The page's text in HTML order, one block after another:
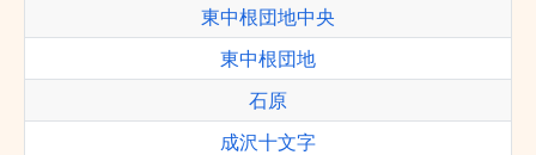
東中根団地中央
東中根団地
石原
成沢十文字